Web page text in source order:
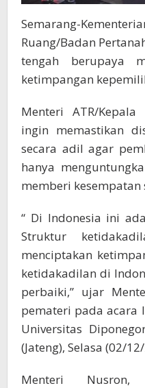
Semarang-
Ruang/Badan
tengah berupaya
ketimpangan
Menteri ATR/
ingin memastikan
secara adil agar
hanya
memberi
“ Di Indonesia ini
Struktur
menciptakan
ketidakadilan di
perbaiki,” ujar
pemateri pada acara
Universitas
(Jateng), Selasa (02/
Menteri Nusron,